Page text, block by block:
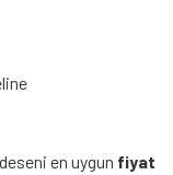
deseni en uygun fiyat